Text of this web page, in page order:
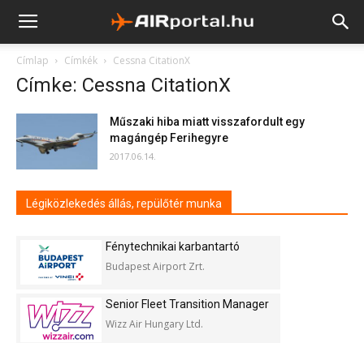
Címlap Címkék Cessna CitationX
Címke: Cessna CitationX
Műszaki hiba miatt visszafordult egy
magángép Ferihegyre
2017.06.14.
Légiközlekedés állás, repülőtér munka
Fénytechnikai karbantartó
Budapest Airport Zrt.
Senior Fleet Transition Manager
Wizz Air Hungary Ltd.